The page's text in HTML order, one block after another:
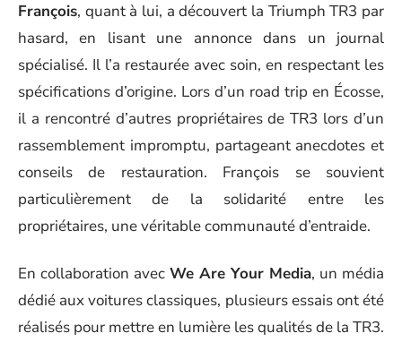
François, quant à lui, a découvert la Triumph TR3 par
hasard, en lisant une annonce dans un journal
spécialisé. Il l’a restaurée avec soin, en respectant les
spécifications d’origine. Lors d’un road trip en Écosse,
il a rencontré d’autres propriétaires de TR3 lors d’un
rassemblement impromptu, partageant anecdotes et
conseils de restauration. François se souvient
particulièrement de la solidarité entre les
propriétaires, une véritable communauté d’entraide.
En collaboration avec We Are Your Media, un média
dédié aux voitures classiques, plusieurs essais ont été
réalisés pour mettre en lumière les qualités de la TR3.